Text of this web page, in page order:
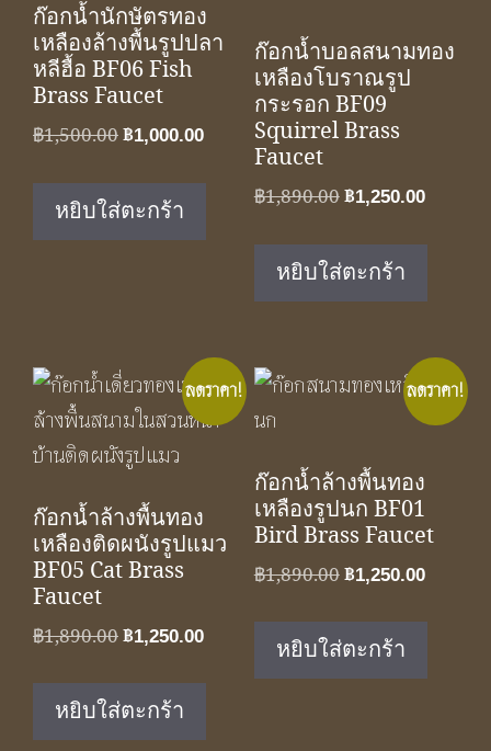
ก๊อกน้ำนักษัตรทอง
เหลืองล้างพื้นรูปปลา
หลีฮื้อ BF06 Fish
Brass Faucet
฿1,500.00Original
฿1,500.00.
฿1,000.00Current
หยิบใส่ตะกร้า
ก๊อกน้ำบอลสนามทอง
เหลืองโบราณรูป
กระรอก BF09
Squirrel Brass
Faucet
฿1,890.00Original
฿1,890.00.
฿1,250.00
หยิบใส่ตะกร้า
ลดราคา!
ก๊อกน้ำล้างพื้นทอง
เหลืองติดผนังรูปแมว
BF05 Cat Brass
Faucet
฿1,890.00Original
฿1,890.00.
฿1,250.00Current
หยิบใส่ตะกร้า
ลดราคา!
ก๊อกน้ำล้างพื้นทอง
เหลืองรูปนก BF01
Bird Brass Faucet
฿1,890.00Original
฿1,890.00.
฿1,250.00
หยิบใส่ตะกร้า